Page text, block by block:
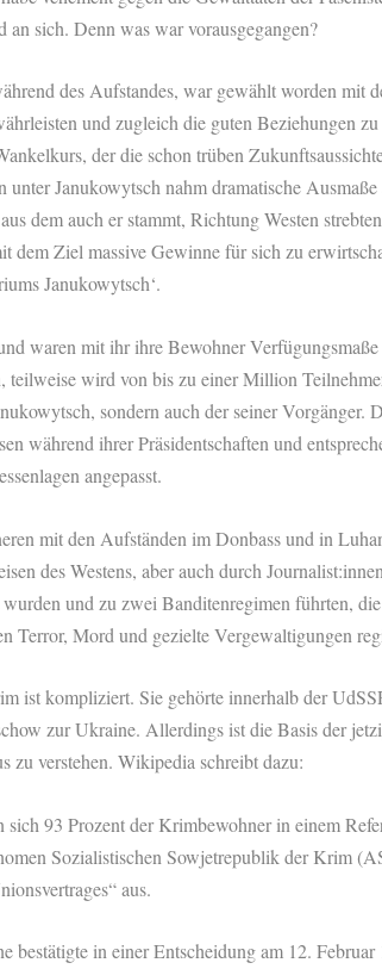
sich. Denn was war vorausgegangen?
des Aufstandes, war gewählt worden mit
und zugleich die guten Beziehungen
der die schon trüben
Janukowytsch nahm dramatische Ausmaße
dem auch er stammt, Richtung Westen
dem Ziel massive Gewinne für sich zu
Janukowytsch‘.
waren mit ihr ihre Bewohner
teilweise wird von bis zu einer Million
sondern auch der seiner Vorgänger.
während ihrer Präsidentschaften und
angepasst.
mit den Aufständen im Donbass und in
des Westens, aber auch durch
und zu zwei Banditenregimen führten,
Terror, Mord und gezielte Vergewaltigungen
ist kompliziert. Sie gehörte innerhalb der
zur Ukraine. Allerdings ist die Basis der
zu verstehen. Wikipedia schreibt dazu:
sich 93 Prozent der Krimbewohner in einem
Sozialistischen Sowjetrepublik der Krim
aus.
bestätigte in einer Entscheidung am 12.